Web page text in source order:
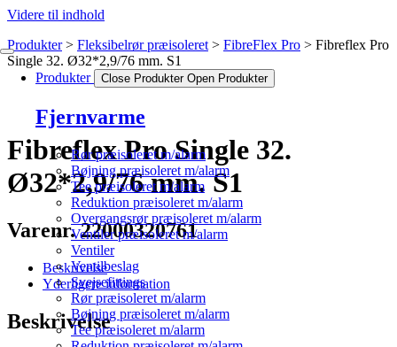
Videre til indhold
Produkter Close Produkter Open Produkter
Fjernvarme
Rør præisoleret m/alarm
Bøjning præisoleret m/alarm
Tee præisoleret m/alarm
Reduktion præisoleret m/alarm
Overgangsrør præisoleret m/alarm
Ventiler præisoleret m/alarm
Ventiler
Ventilbeslag
Svejsefittings
Rør præisoleret m/alarm
Bøjning præisoleret m/alarm
Tee præisoleret m/alarm
Produkter Fleksibelrør præisoleret FibreFlex Pro
Fibreflex Pro
Single 32. Ø32*2,9/76 mm. S1
Fibreflex Pro Single 32.
Ø32*2,9/76 mm. S1
Varenr. 22000320761
Beskrivelse
Yderligere information
Beskrivelse